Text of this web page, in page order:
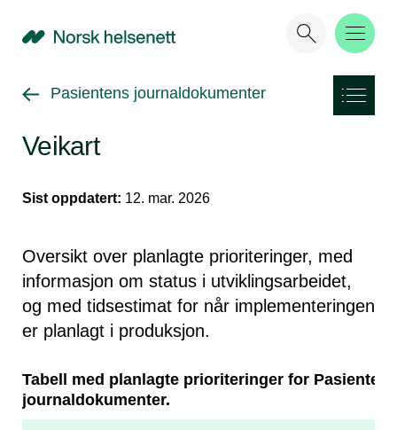
NHN
Gå tilbake til
Pasientens journaldokumenter
Veikart
Sist oppdatert: 12. mar. 2026
Oversikt over planlagte prioriteringer, med
informasjon om status i utviklingsarbeidet,
og med tidsestimat for når implementeringen
er planlagt i produksjon.
Tabell med planlagte prioriteringer for Pasientens
journaldokumenter.